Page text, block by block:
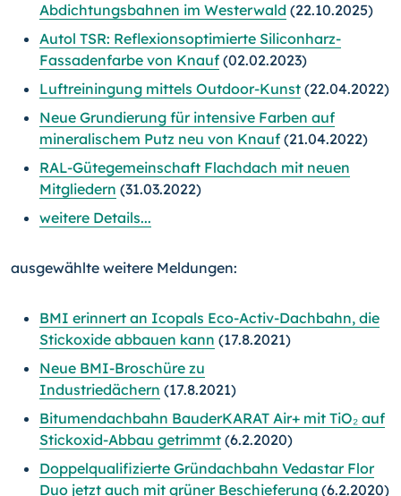
Abdichtungsbahnen im Westerwald (22.10.2025)
Autol TSR: Reflexionsoptimierte Siliconharz-
Fassadenfarbe von Knauf (02.02.2023)
Luftreiningung mittels Outdoor-Kunst (22.04.2022)
Neue Grundierung für intensive Farben auf
mineralischem Putz neu von Knauf (21.04.2022)
RAL-Gütegemeinschaft Flachdach mit neuen
Mitgliedern (31.03.2022)
weitere Details...
ausgewählte weitere Meldungen:
BMI erinnert an Icopals Eco-Activ-Dachbahn, die
Stickoxide abbauen kann (17.8.2021)
Neue BMI-Broschüre zu
Industriedächern (17.8.2021)
Bitumendachbahn BauderKARAT Air+ mit TiO₂ auf
Stickoxid-Abbau getrimmt (6.2.2020)
Doppelqualifizierte Gründachbahn Vedastar Flor
Duo jetzt auch mit grüner Beschieferung (6.2.2020)